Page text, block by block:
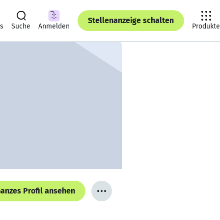
Suche Anmelden
Stellenanzeige schalten
Produkte
Profil ansehen